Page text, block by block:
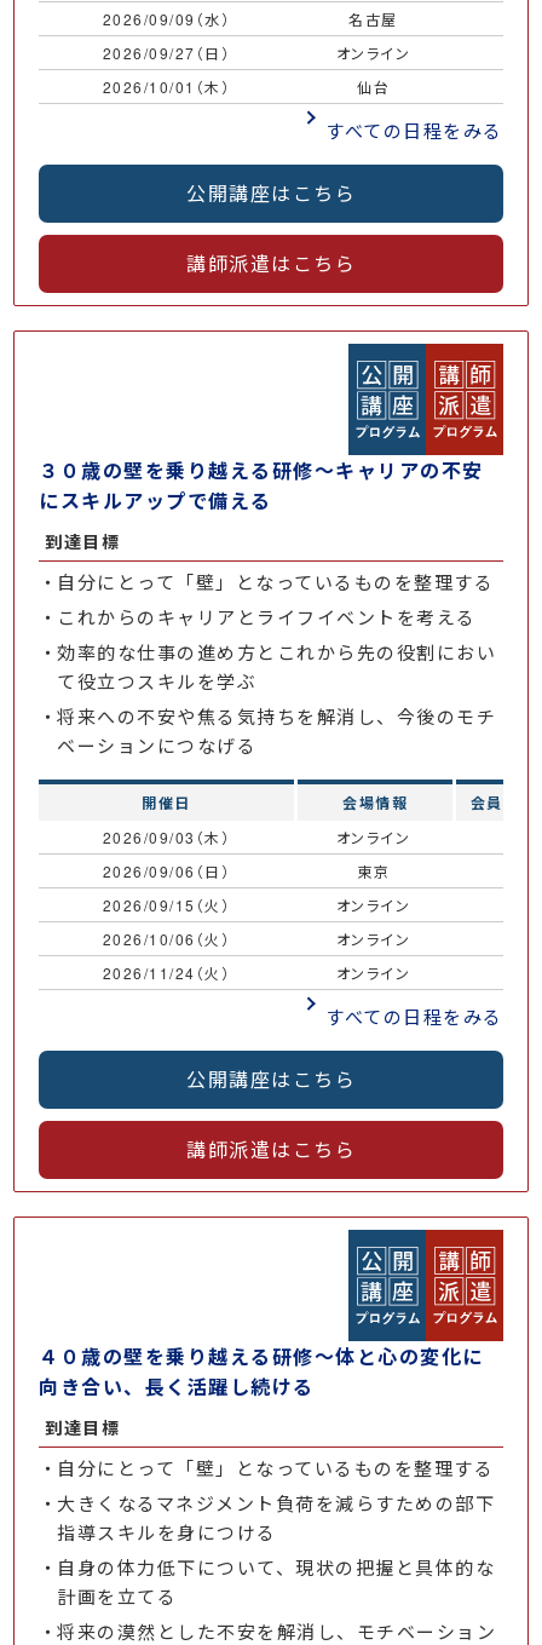
2026/09/09（水）
名古屋
2026/09/27（日）
オンライン
2026/10/01（木）
仙台
すべての日程をみる
公開講座はこちら
講師派遣はこちら
３０歳の壁を乗り越える研修～キャリアの不安
にスキルアップで備える
到達目標
自分にとって「壁」となっているものを整理する
これからのキャリアとライフイベントを考える
効率的な仕事の進め方とこれから先の役割におい
て役立つスキルを学ぶ
将来への不安や焦る気持ちを解消し、今後のモチ
ベーションにつなげる
開催日 会場情報 会員価格
2026/09/03（木） オンライン
2026/09/06（日）
東京
2026/09/15（火）
オンライン
2026/10/06（火）
オンライン
2026/11/24（火）
オンライン
すべての日程をみる
公開講座はこちら
講師派遣はこちら
４０歳の壁を乗り越える研修～体と心の変化に
向き合い、長く活躍し続ける
到達目標
自分にとって「壁」となっているものを整理する
大きくなるマネジメント負荷を減らすための部下
指導スキルを身につける
自身の体力低下について、現状の把握と具体的な
計画を立てる
将来の漠然とした不安を解消し、モチベーション